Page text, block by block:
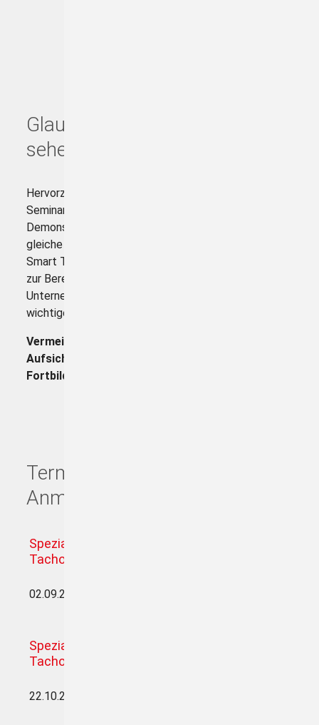
Glauben Sie nur, was Sie selbst
sehen!
Hervorzuheben ist, dass sämtliche Aussagen im
Seminar durch Rechtsgrundlagen oder
Demonstrationen an den Geräten belegt, Mythen auf
gleiche Weise widerlegt werden. Der zukünftige
Smart Tacho Version 2 spielt auch bei der Änderung
zur Berechnung der Risikoeinstufung des
Unternehmens durch die Aufsichtsbehörden eine
wichtige Rolle!
Vermeiden Sie den Konflikt mit den
Aufsichtsbehörden durch nachhaltige
Fortbildung!
Termine und schnelle Online
Anmeldung
Spezialseminar für Fuhrparkbetreiber - Smart
Tacho | Pflichten | Lösungen
02.09.2026 in 34123 Kassel
Spezialseminar für Fuhrparkbetreiber - Smart
Tacho | Pflichten | Lösungen
22.10.2026 in 75181 Pforzheim